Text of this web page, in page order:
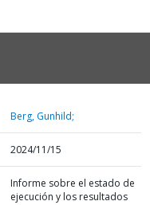
Berg, Gunhild;
2024/11/15
Informe sobre el estado de
ejecución y los resultados